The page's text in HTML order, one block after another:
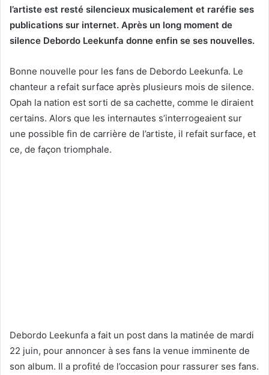
l’artiste est resté silencieux musicalement et raréfie ses
publications sur internet. Après un long moment de
silence Debordo Leekunfa donne enfin se ses nouvelles.
Bonne nouvelle pour les fans de Debordo Leekunfa. Le
chanteur a refait surface après plusieurs mois de silence.
Opah la nation est sorti de sa cachette, comme le diraient
certains. Alors que les internautes s’interrogeaient sur
une possible fin de carrière de l’artiste, il refait surface, et
ce, de façon triomphale.
Debordo Leekunfa a fait un post dans la matinée de mardi
22 juin, pour annoncer à ses fans la venue imminente de
son album. Il a profité de l’occasion pour rassurer ses fans.